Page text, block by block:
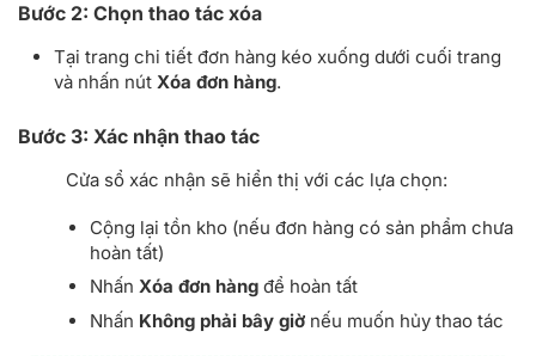
Bước 2: Chọn thao tác xóa
Tại trang chi tiết đơn hàng kéo xuống dưới cuối trang
và nhấn nút Xóa đơn hàng.
Bước 3: Xác nhận thao tác
Cửa sổ xác nhận sẽ hiển thị với các lựa chọn:
Cộng lại tồn kho (nếu đơn hàng có sản phẩm chưa
hoàn tất)
Nhấn Xóa đơn hàng để hoàn tất
Nhấn Không phải bây giờ nếu muốn hủy thao tác